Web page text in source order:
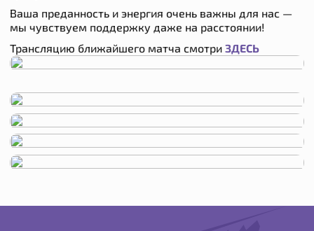
Ваша преданность и энергия очень важны для нас —
мы чувствуем поддержку даже на расстоянии!
Трансляцию ближайшего матча смотри ЗДЕСЬ